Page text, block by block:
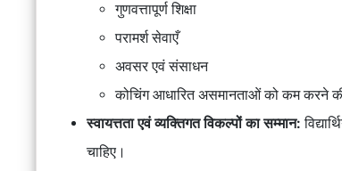
गुणवत्तापूर्ण शिक्षा
परामर्श सेवाएँ
अवसर एवं संसाधन
कोचिंग आधारित असमानताओं को कम करने
स्वायत्तता एवं व्यक्तिगत विकल्पों का सम्मान:
चाहिए।